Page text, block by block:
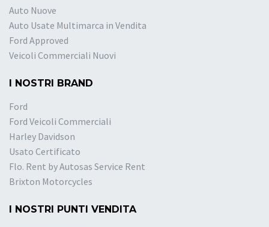
Auto Nuove
Auto Usate Multimarca in Vendita
Ford Approved
Veicoli Commerciali Nuovi
I NOSTRI BRAND
Ford
Ford Veicoli Commerciali
Harley Davidson
Usato Certificato
Flo. Rent by Autosas Service Rent
Brixton Motorcycles
I NOSTRI PUNTI VENDITA